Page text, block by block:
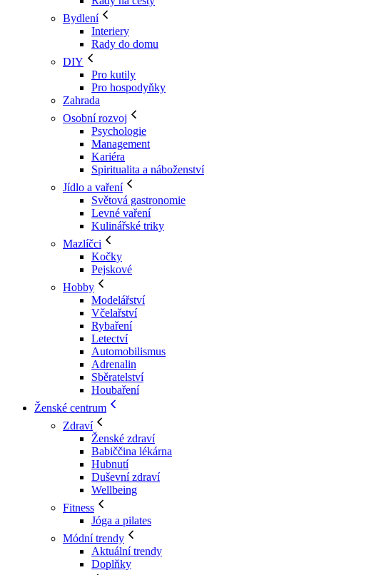
Bydlení
Interiery
Rady do domu
DIY
Pro kutily
Pro hospodyňky
Zahrada
Osobní rozvoj
Psychologie
Management
Kariéra
Spiritualita a náboženství
Jídlo a vaření
Světová gastronomie
Levné vaření
Kulinářské triky
Mazlíčci
Kočky
Pejskové
Hobby
Modelářství
Včelařství
Rybaření
Letectví
Automobilismus
Adrenalin
Sběratelství
Houbaření
Ženské centrum
Zdraví
Ženské zdraví
Babiččina lékárna
Hubnutí
Duševní zdraví
Wellbeing
Fitness
Jóga a pilates
Módní trendy
Aktuální trendy
Doplňky